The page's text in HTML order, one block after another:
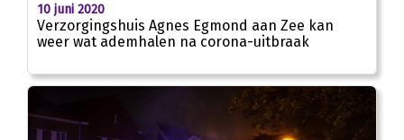
10 juni 2020
Verzorgingshuis Agnes Egmond aan Zee kan
weer wat ademhalen na corona-uitbraak